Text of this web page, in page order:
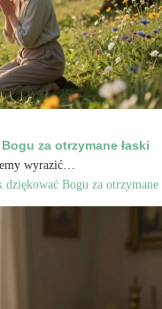
za otrzymane łaski
wyrazić…
Bogu za otrzymane